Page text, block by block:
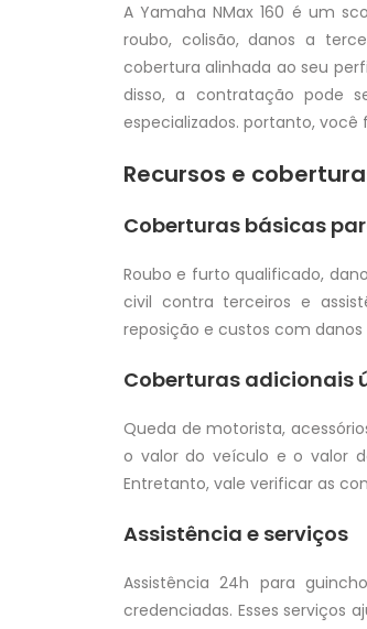
A Yamaha NMax 160 é um
roubo, colisão, danos a
cobertura alinhada ao seu
disso, a contratação pode
especializados. portanto,
Recursos e
Coberturas básicas
Roubo e furto qualificado,
civil contra terceiros e
reposição e custos com danos
Coberturas adicionais
Queda de motorista,
o valor do veículo e o valor
Entretanto, vale verificar as
Assistência e serviços
Assistência 24h para
credenciadas. Esses serviços